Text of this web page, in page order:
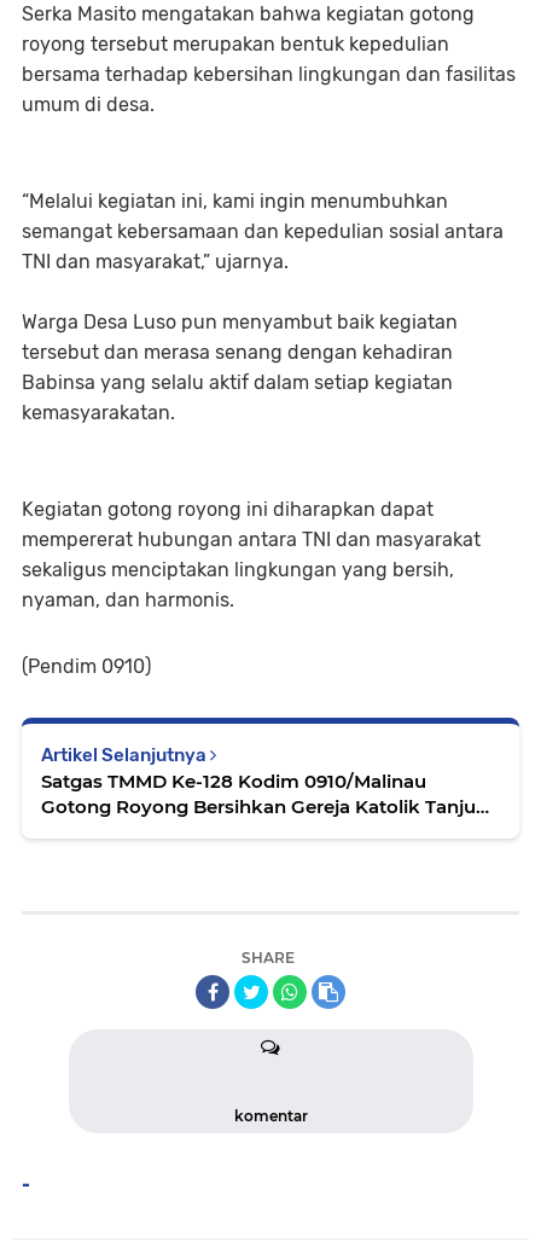
Serka Masito mengatakan bahwa kegiatan gotong
royong tersebut merupakan bentuk kepedulian
bersama terhadap kebersihan lingkungan dan fasilitas
umum di desa.
“Melalui kegiatan ini, kami ingin menumbuhkan
semangat kebersamaan dan kepedulian sosial antara
TNI dan masyarakat,” ujarnya.
Warga Desa Luso pun menyambut baik kegiatan
tersebut dan merasa senang dengan kehadiran
Babinsa yang selalu aktif dalam setiap kegiatan
kemasyarakatan.
Kegiatan gotong royong ini diharapkan dapat
mempererat hubungan antara TNI dan masyarakat
sekaligus menciptakan lingkungan yang bersih,
nyaman, dan harmonis.
(Pendim 0910)
Artikel Selanjutnya
Satgas TMMD Ke-128 Kodim 0910/Malinau
Gotong Royong Bersihkan Gereja Katolik Tanjung
SHARE
komentar
-